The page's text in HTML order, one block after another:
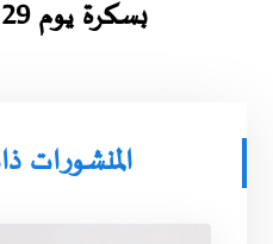
بسكرة يوم 29 أفريل 2026.
المنشورات